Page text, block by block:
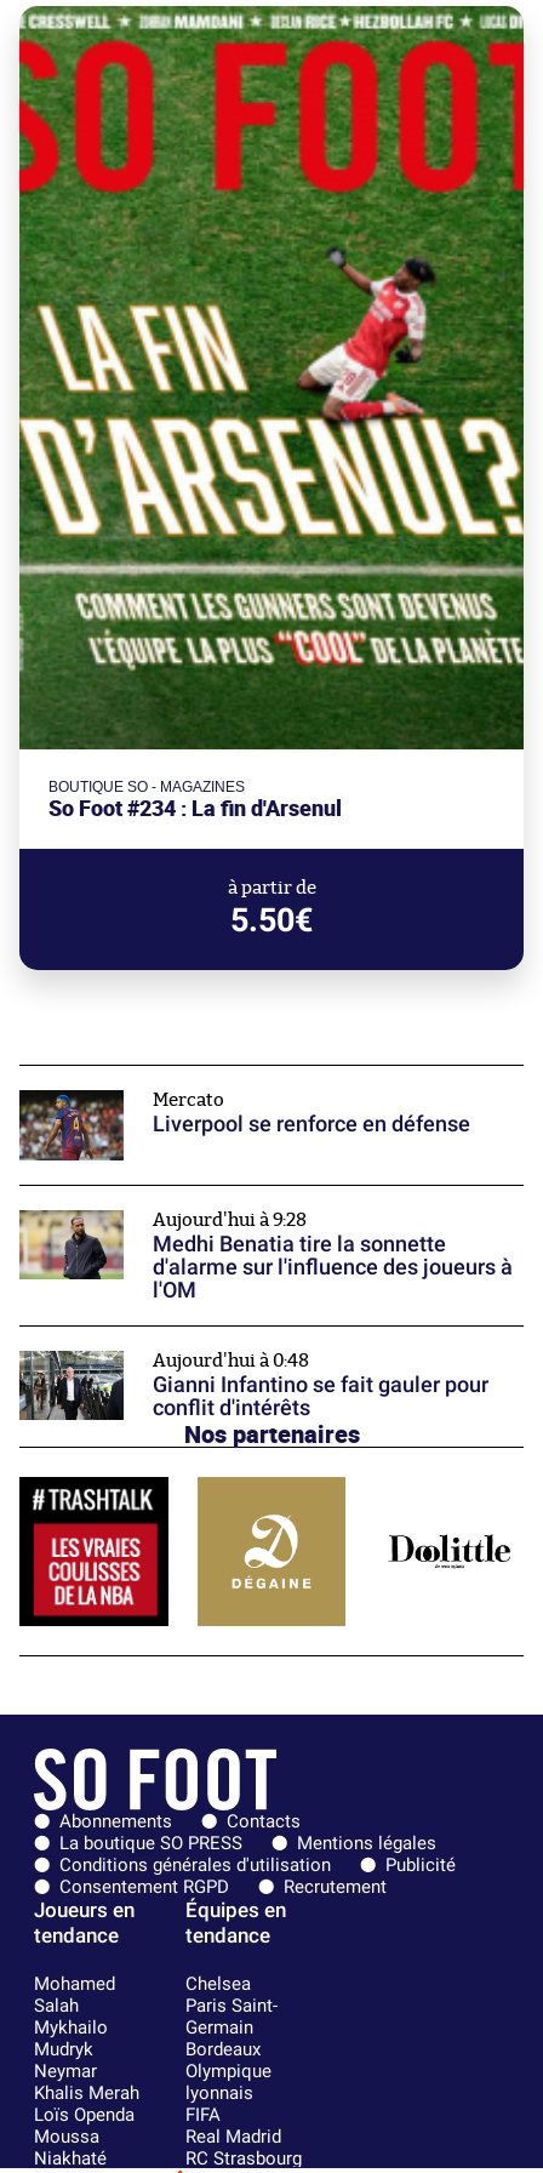
BOUTIQUE SO - MAGAZINES
So Foot #234 : La fin d'Arsenul
à partir de
5.50€
Mercato
Liverpool se renforce en défense
Aujourd'hui à 9:28
Medhi Benatia tire la sonnette
d'alarme sur l'influence des joueurs à
l'OM
Aujourd'hui à 0:48
Gianni Infantino se fait gauler pour
conflit d'intérêts
Nos partenaires
Abonnements
Contacts
La boutique SO PRESS
Mentions légales
Conditions générales d'utilisation
Publicité
Consentement RGPD
Recrutement
Joueurs en
tendance
Mohamed
Salah
Mykhailo
Mudryk
Neymar
Khalis Merah
Loïs Openda
Moussa
Niakhaté
Équipes en
tendance
Chelsea
Paris Saint-
Germain
Bordeaux
Olympique
lyonnais
FIFA
Real Madrid
RC Strasbourg